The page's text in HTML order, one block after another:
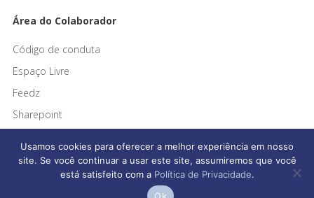
Área do Colaborador
Código de conduta
Espaço Livre
Feedz
Sharepoint
Afonso França Engenharia © 2026 Todos os direitos reservados
Usamos cookies para oferecer a melhor experiência em nosso
site. Se você continuar a usar este site, assumiremos que você
está satisfeito com a Política de Privacidade.
Ok